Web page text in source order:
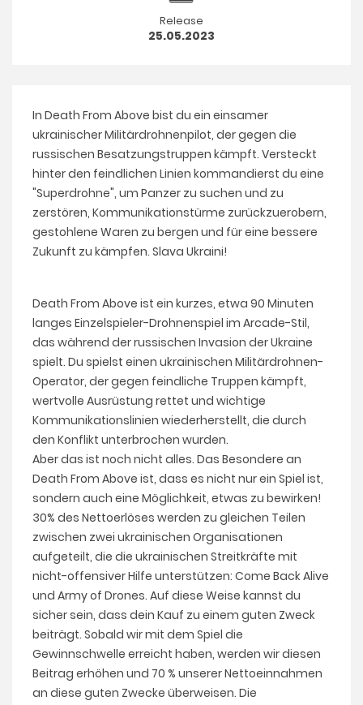
Release
25.05.2023
In Death From Above bist du ein einsamer
ukrainischer Militärdrohnenpilot, der gegen die
russischen Besatzungstruppen kämpft. Versteckt
hinter den feindlichen Linien kommandierst du eine
"Superdrohne", um Panzer zu suchen und zu
zerstören, Kommunikationstürme zurückzuerobern,
gestohlene Waren zu bergen und für eine bessere
Zukunft zu kämpfen. Slava Ukraini!
Death From Above ist ein kurzes, etwa 90 Minuten
langes Einzelspieler-Drohnenspiel im Arcade-Stil,
das während der russischen Invasion der Ukraine
spielt. Du spielst einen ukrainischen Militärdrohnen-
Operator, der gegen feindliche Truppen kämpft,
wertvolle Ausrüstung rettet und wichtige
Kommunikationslinien wiederherstellt, die durch
den Konflikt unterbrochen wurden.
Aber das ist noch nicht alles. Das Besondere an
Death From Above ist, dass es nicht nur ein Spiel ist,
sondern auch eine Möglichkeit, etwas zu bewirken!
30% des Nettoerlöses werden zu gleichen Teilen
zwischen zwei ukrainischen Organisationen
aufgeteilt, die die ukrainischen Streitkräfte mit
nicht-offensiver Hilfe unterstützen: Come Back Alive
und Army of Drones. Auf diese Weise kannst du
sicher sein, dass dein Kauf zu einem guten Zweck
beiträgt. Sobald wir mit dem Spiel die
Gewinnschwelle erreicht haben, werden wir diesen
Beitrag erhöhen und 70 % unserer Nettoeinnahmen
an diese guten Zwecke überweisen. Die